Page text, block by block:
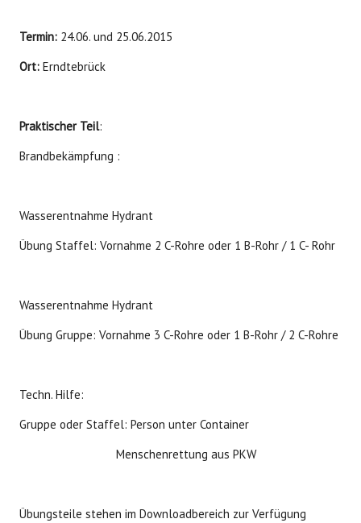
Termin:24.06. und 25.06.2015
Ort:Erndtebrück
Praktischer Teil:
Brandbekämpfung :
Wasserentnahme Hydrant
Übung Staffel: Vornahme 2 C-Rohre oder 1 B-Rohr / 1 C- Rohr
Wasserentnahme Hydrant
Übung Gruppe: Vornahme 3 C-Rohre oder 1 B-Rohr / 2 C-Rohre
Techn. Hilfe:
Gruppe oder Staffel: Person unter Container
Menschenrettung aus PKW
Übungsteile stehen im Downloadbereich zur Verfügung